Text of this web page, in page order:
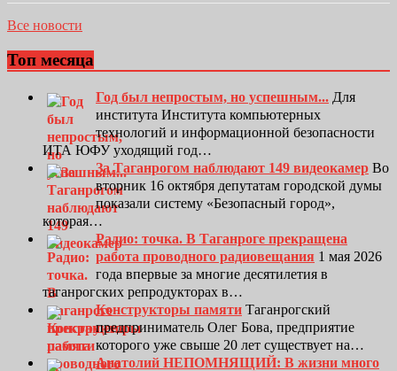
Все новости
Топ месяца
Год был непростым, но успешным... Для
института Института компьютерных
технологий и информационной безопасности
ИТА ЮФУ уходящий год…
За Таганрогом наблюдают 149 видеокамер Во
вторник 16 октября депутатам городской думы
показали систему «Безопасный город»,
которая…
Радио: точка. В Таганроге прекращена
работа проводного радиовещания 1 мая 2026
года впервые за многие десятилетия в
таганрогских репродукторах в…
Конструкторы памяти Таганрогский
предприниматель Олег Бова, предприятие
которого уже свыше 20 лет существует на…
Анатолий НЕПОМНЯЩИЙ: В жизни много